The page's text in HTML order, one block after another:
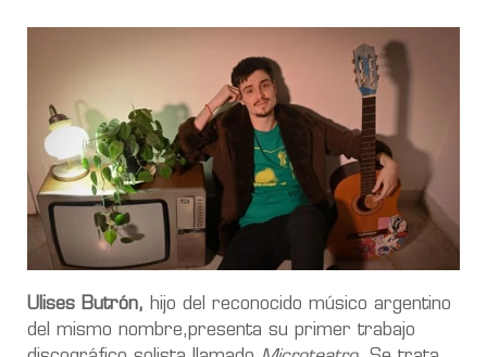
Ulises Butrón, hijo del reconocido músico argentino
del mismo nombre,presenta su primer trabajo